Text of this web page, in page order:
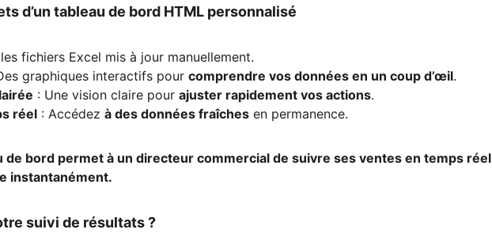
d’un tableau de bord HTML personnalisé
fichiers Excel mis à jour manuellement.
graphiques interactifs pour comprendre vos données en un coup d’œil.
: Une vision claire pour ajuster rapidement vos actions.
réel : Accédez à des données fraîches en permanence.
de bord permet à un directeur commercial de suivre ses ventes en temps réel
instantanément.
suivi de résultats ?